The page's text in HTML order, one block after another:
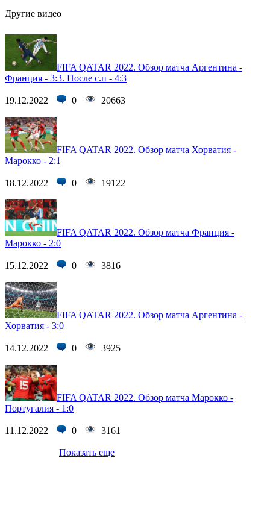
Другие видео
FIFA QATAR 2022. Обзор матча Аргентина -
Франция - 3:3. После с.п - 4:3
19.12.2022 0 20663
FIFA QATAR 2022. Обзор матча Хорватия -
Марокко - 2:1
18.12.2022 0 19122
FIFA QATAR 2022. Обзор матча Франция -
Марокко - 2:0
15.12.2022 0 3816
FIFA QATAR 2022. Обзор матча Аргентина -
Хорватия - 3:0
14.12.2022 0 3925
FIFA QATAR 2022. Обзор матча Марокко -
Португалия - 1:0
11.12.2022 0 3161
Показать еще